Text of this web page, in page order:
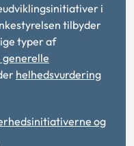
i
tilbyder
typer af
generelle
helhedsvurdering
og